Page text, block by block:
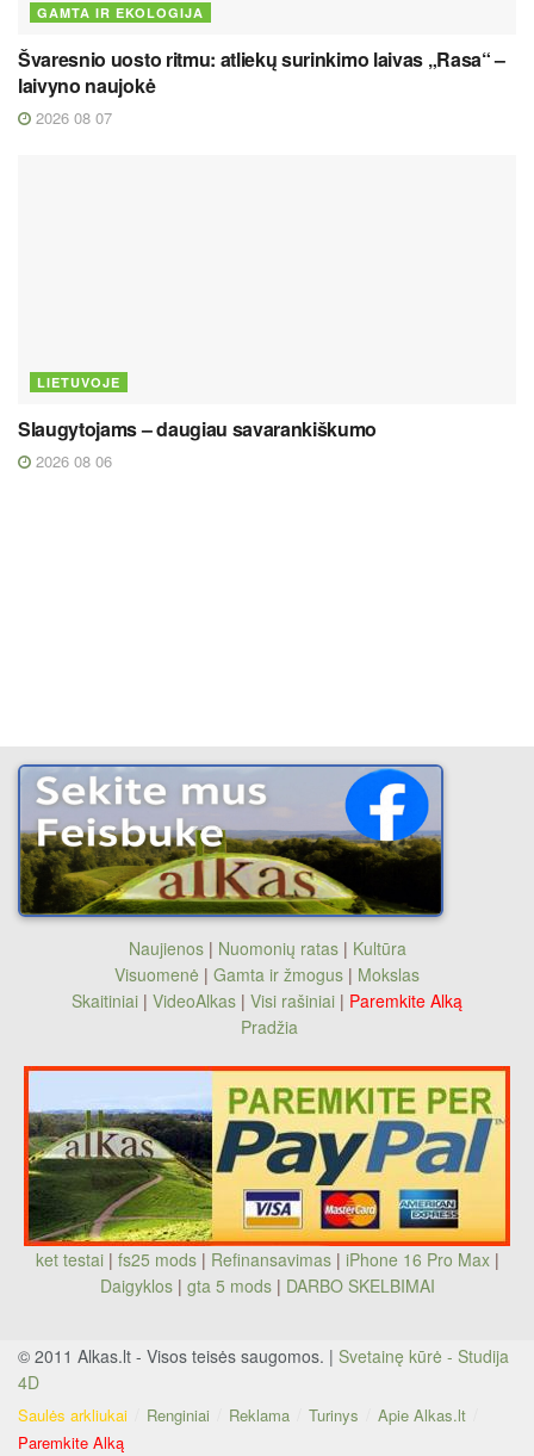
GAMTA IR EKOLOGIJA
Švaresnio uosto ritmu: atliekų surinkimo laivas „Rasa“ –
laivyno naujokė
2026 08 07
LIETUVOJE
Slaugytojams – daugiau savarankiškumo
2026 08 06
Naujienos| Nuomonių ratas| Kultūra
Visuomenė | Gamta ir žmogus | Mokslas
Skaitiniai | VideoAlkas | Visi rašiniai | Paremkite Alką
Pradžia
ket testai | fs25 mods| Refinansavimas| iPhone 16 Pro Max|
Daigyklos| gta 5 mods | DARBO SKELBIMAI
© 2011 Alkas.lt - Visos teisės saugomos. | Svetainę kūrė - Studija
4D
Saulės arkliukai Renginiai Reklama Turinys
Apie Alkas.lt
Paremkite Alką